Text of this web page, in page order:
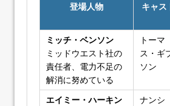
登場人物 キャス
ミッチ・ベンソン
ミッドウエスト社の
責任者、電力不足の
解消に努めている
トーマ
ス・ギ
ソン
エイミー・ハーキン
ナンシ